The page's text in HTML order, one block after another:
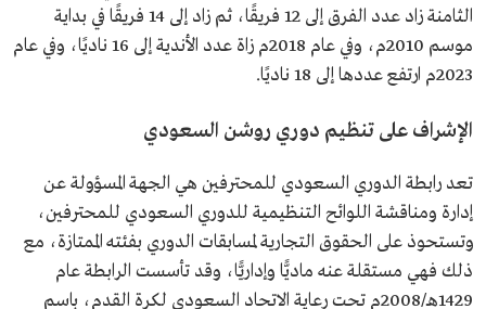
الثامنة زاد عدد الفرق إلى 12 فريقًا، ثم زاد إلى 14 فريقًا في بداية
موسم 2010م، وفي عام 2018م زاة عدد الأندية إلى 16 ناديًا، وفي عام
2023م ارتفع عددها إلى 18 ناديًا.
الإشراف على تنظيم دوري روشن السعودي
تعد رابطة الدوري السعودي للمحترفين هي الجهة المسؤولة عن
إدارة ومناقشة اللوائح التنظيمية للدوري السعودي للمحترفين،
وتستحوذ على الحقوق التجارية لمسابقات الدوري بفئته الممتازة، مع
ذلك فهي مستقلة عنه ماديًّا وإداريًّا، وقد تأسست الرابطة عام
1429هـ/2008م تحت رعاية الاتحاد السعودي لكرة القدم، باسم